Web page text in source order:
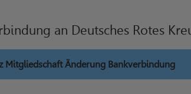
an Deutsches Rotes
Mitgliedschaft Änderung Bankverbindung